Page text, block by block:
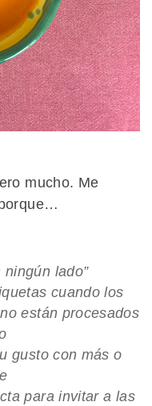
mucho. Me
ningún lado”
cuando los
están procesados
gusto con más o
para invitar a las